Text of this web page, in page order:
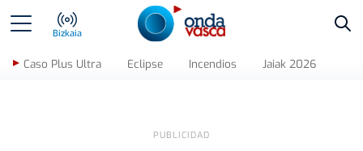
Bizkaia
Caso Plus Ultra Eclipse Incendios Jaiak 2026